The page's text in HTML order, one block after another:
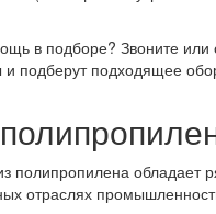
в подборе? Звоните
и подберут подходящее
полипропилена обладает
отраслях